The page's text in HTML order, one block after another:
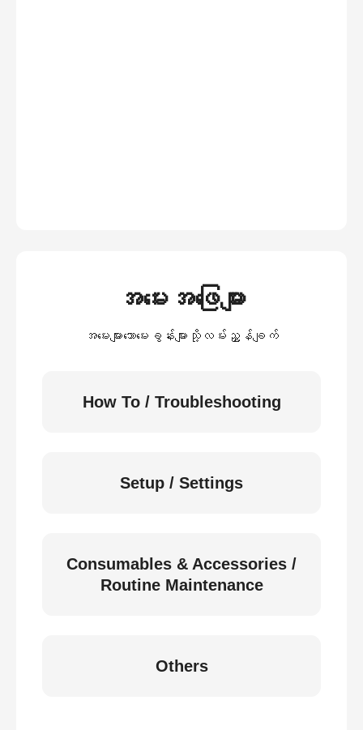
အမေးအဖြေများ
အမေးများသောမေးခွန်းများသို့လမ်းညွှန်ချက်
How To / Troubleshooting
Setup / Settings
Consumables & Accessories /
Routine Maintenance
Others